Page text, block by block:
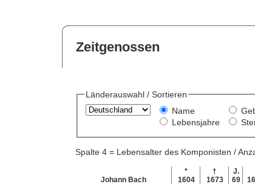
Zeitgenossen
Länderauswahl / Sortieren
Name
Lebensjahre
Spalte 4 = Lebensalter des Komponisten /
Johann Bach
*
1604
†
1673
J.
69